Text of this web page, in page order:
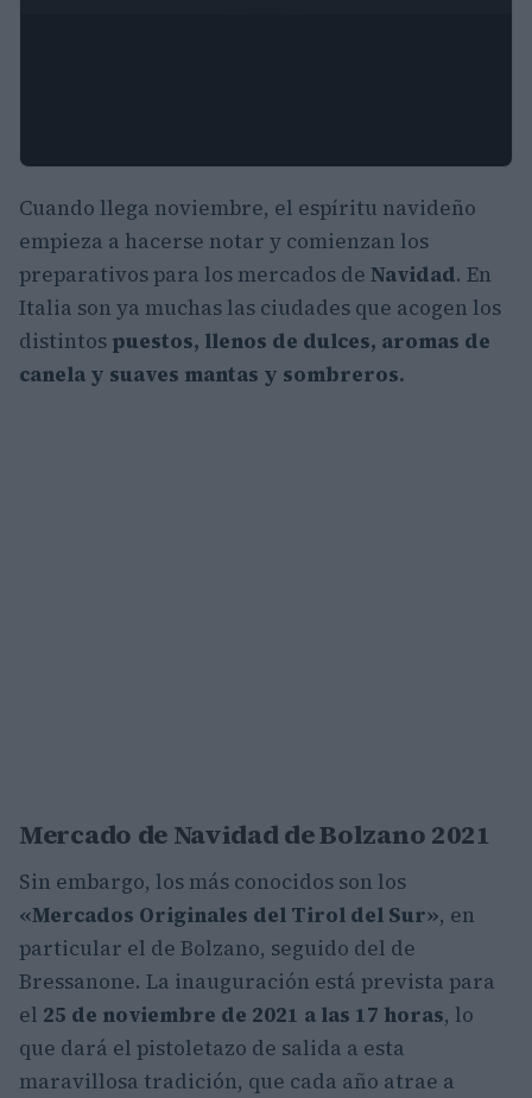
Cuando llega noviembre, el espíritu navideño
empieza a hacerse notar y comienzan los
preparativos para los mercados de Navidad. En
Italia son ya muchas las ciudades que acogen los
distintos puestos, llenos de dulces, aromas de
canela y suaves mantas y sombreros.
Mercado de Navidad de Bolzano 2021
Sin embargo, los más conocidos son los
«Mercados Originales del Tirol del Sur», en
particular el de Bolzano, seguido del de
Bressanone. La inauguración está prevista para
el 25 de noviembre de 2021 a las 17 horas, lo
que dará el pistoletazo de salida a esta
maravillosa tradición, que cada año atrae a